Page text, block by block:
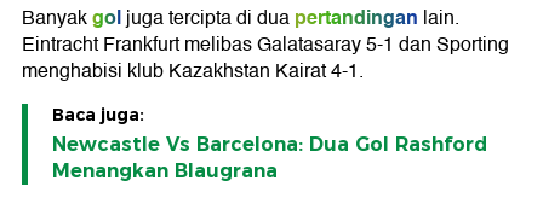
Banyakgoljuga tercipta di duapertandingan lain.
Eintracht Frankfurt melibas Galatasaray 5-1 dan Sporting
menghabisi klub Kazakhstan Kairat 4-1.
Baca juga:
Newcastle Vs Barcelona: Dua Gol Rashford
Menangkan Blaugrana